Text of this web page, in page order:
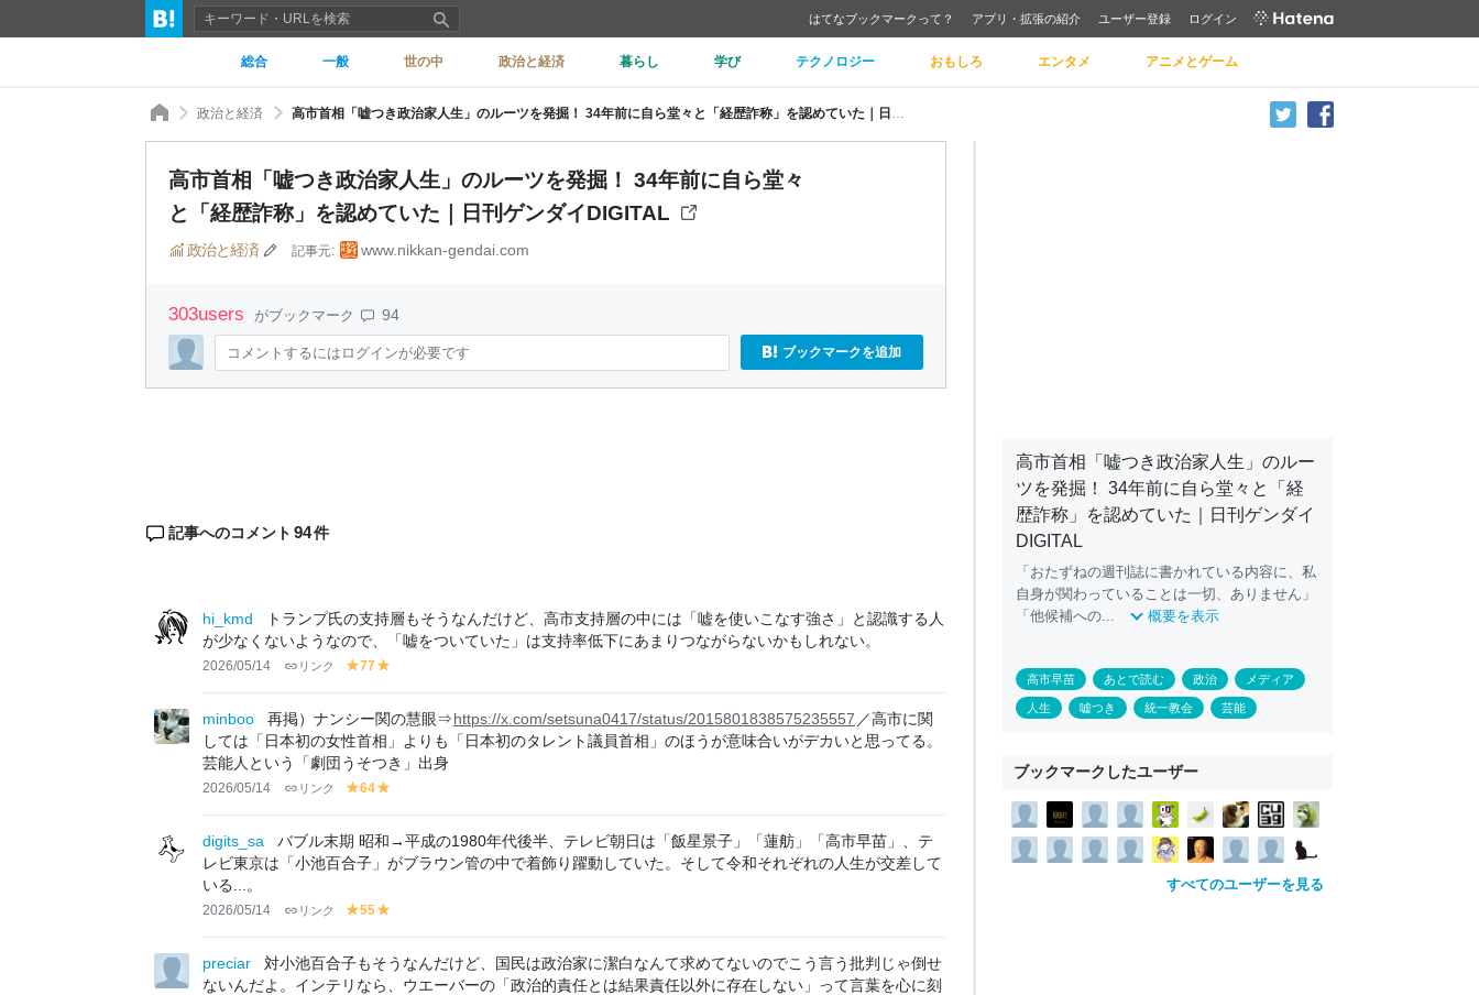
はてなブックマークって？ アプリ・拡張の紹介 ユーザー登録 ログイン
総合 一般 世の中 政治と経済 暮らし 学び テクノロジー おもしろ エンタメ アニメとゲーム
政治と経済
高市首相「嘘つき政治家人生」のルーツを発掘！ 34年前に自ら堂々
と「経歴詐称」を認めていた｜日刊ゲンダイDIGITAL
政治と経済 記事元: www.nikkan-gendai.com
303users がブックマーク 94
コメントするにはログインが必要です ブックマークを追加
記事へのコメント 94件
hi_kmd
トランプ氏の支持層もそうなんだけど、高市支持層の中には「嘘を使いこなす強さ」と認識する人
が少なくないようなので、「嘘をついていた」は支持率低下にあまりつながらないかもしれない。
2026/05/14 リンク
y
lo
w
77
lo
w
minboo 再掲）ナンシー関の慧眼⇒ https://x.com/setsuna0417/status/2015801838575235557 ／高市に関
しては「日本初の女性首相」よりも「日本初のタレント議員首相」のほうが意味合いがデカいと思ってる。
芸能人という「劇団うそつき」出身
2026/05/14 リンク
y
lo
w
64
lo
digits_sa
バブル末期 昭和→平成の1980年代後半、テレビ朝日は「飯星景子」「蓮舫」「高市早苗」、テ
レビ東京は「小池百合子」がブラウン管の中で着飾り躍動していた。そして令和それぞれの人生が交差して
いる...。
2026/05/14 リンク
y
lo
w
55
lo
w
preciar
対小池百合子もそうなんだけど、国民は政治家に潔白なんて求めてないのでこう言う批判じゃ倒せ
ないんだよ。インテリなら、ウエーバーの「政治的責任とは結果責任以外に存在しない」って言葉を心に刻
高市首相「嘘つき政治家人生」のルー
ツを発掘！ 34年前に自ら堂々と「経
歴詐称」を認めていた｜日刊ゲンダイ
DIGITAL
「おたずねの週刊誌に書かれている内容に、私
自身が関わっていることは一切、ありません」
「他候補への...
概要を表示
高市早苗 あとで読む 政治 メディア
人生 嘘つき 統一教会 芸能
ブックマークしたユーザー
すべてのユーザーを見る